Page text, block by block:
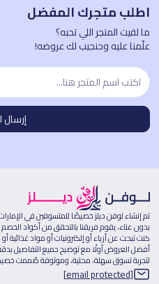
اطلب متجرك المفضل
ما لقيت المتجر اللي تحبه؟
علّمنا عليه وحنجيب لك عروضه!
تم إنشاء لوفن ديلز خصيصًا للمتسوقين في
بدون عناء، يقوم فريقنا بالتحقق من أكواد
كنت تبحث عن أزياء أو إلكترونيات أو مواد
أفضل العروض أولًا مع توضيح جميع التفاصيل
لتجربة تسوق سهلة، محلية، وموثوقة صُممت
[email protected]